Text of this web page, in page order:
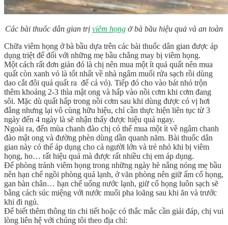
Các bài thuốc dân gian trị viêm họng ở bà bầu hiệu quả và an toàn
Chữa viêm họng ở bà bầu dựa trên các bài thuốc dân gian được áp
dụng triệt để đối với những mẹ bầu chẳng may bị viêm họng.
Một cách rất đơn giản đó là chị nên mua một ít quả quất nên mua
quất còn xanh vỏ là tốt nhất về nhà ngâm muối rửa sạch rồi dùng
dao cắt đôi quả quất ra để cả vỏ). Tiếp đó cho vào bát nhỏ trộn
thêm khoảng 2-3 thìa mật ong và hấp vào nồi cơm khi cơm đang
sôi. Mặc dù quất hấp trong nồi cơm sau khi dùng được có vị hơi
đắng nhưng lại vô cùng hữu hiệu, chỉ cần thực hiện liên tục từ 3
ngày đến 4 ngày là sẽ nhận thấy được hiệu quả ngay.
Ngoài ra, đến mùa chanh đào chị có thể mua một ít về ngâm chanh
đào mật ong và đường phèn dùng dần quanh năm. Bài thuốc dân
gian này có thể áp dụng cho cả người lớn và trẻ nhỏ khi bị viêm
họng, ho… rất hiệu quả mà được rất nhiều chị em áp dụng.
Để phòng tránh viêm họng trong những ngày hè nắng nóng mẹ bầu
nên hạn chế ngồi phòng quá lạnh, ở văn phòng nên giữ ấm cổ họng,
gan bàn chân… hạn chế uống nước lạnh, giữ cổ họng luôn sạch sẽ
bằng cách súc miệng với nước muối pha loãng sau khi ăn và trước
khi đi ngủ.
Để biết thêm thông tin chi tiết hoặc có thắc mắc cần giải đáp, chị vui
lòng liên hệ với chúng tôi theo địa chỉ: